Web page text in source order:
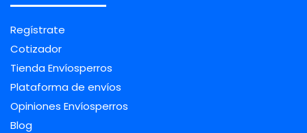
Regístrate
Cotizador
Tienda Envíosperros
Plataforma de envíos
Opiniones Envíosperros
Blog